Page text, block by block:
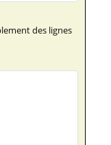
des lignes